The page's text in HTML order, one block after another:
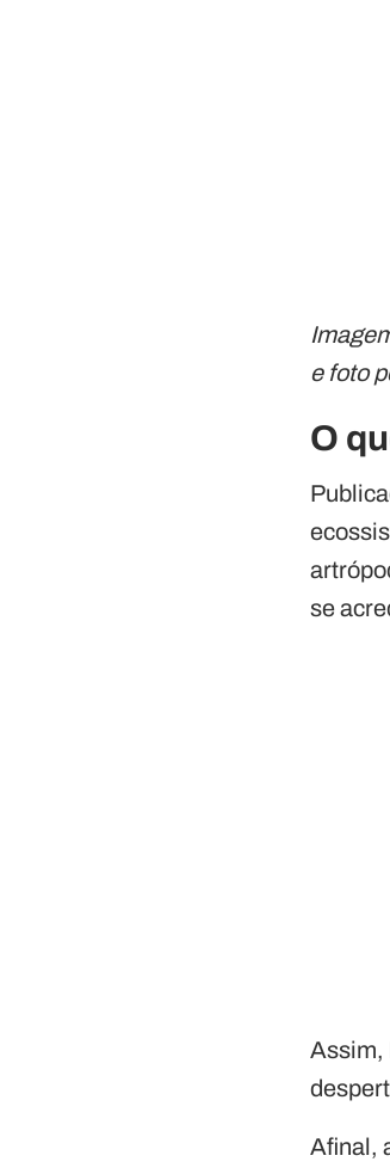
e foto
O
se
Assim,
Afinal,